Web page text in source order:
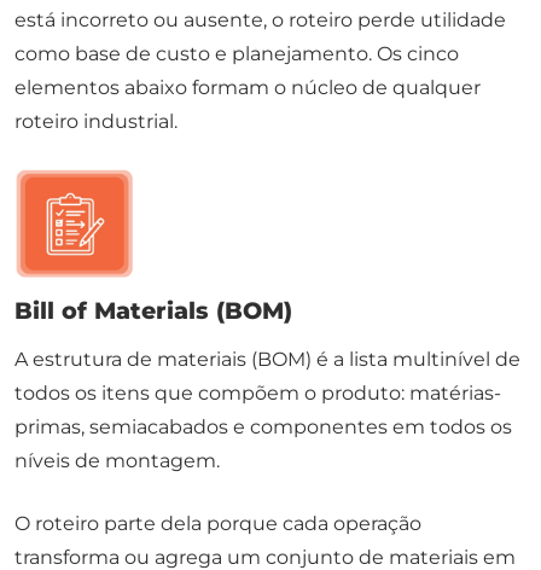
está incorreto ou ausente, o roteiro perde utilidade
como base de custo e planejamento. Os cinco
elementos abaixo formam o núcleo de qualquer
roteiro industrial.
Bill of Materials (BOM)
A estrutura de materiais (BOM) é a lista multinível de
todos os itens que compõem o produto: matérias-
primas, semiacabados e componentes em todos os
níveis de montagem.
O roteiro parte dela porque cada operação
transforma ou agrega um conjunto de materiais em